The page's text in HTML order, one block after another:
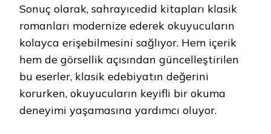
Sonuç olarak, sahrayıcedid kitapları klasik
romanları modernize ederek okuyucuların
kolayca erişebilmesini sağlıyor. Hem içerik
hem de görsellik açısından güncelleştirilen
bu eserler, klasik edebiyatın değerini
korurken, okuyucuların keyifli bir okuma
deneyimi yaşamasına yardımcı oluyor.